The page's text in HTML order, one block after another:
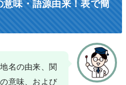
意味・語源由来！表で簡
名の由来、関
意味、および